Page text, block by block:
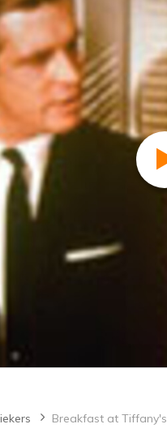
Breakfast at Tiffany's